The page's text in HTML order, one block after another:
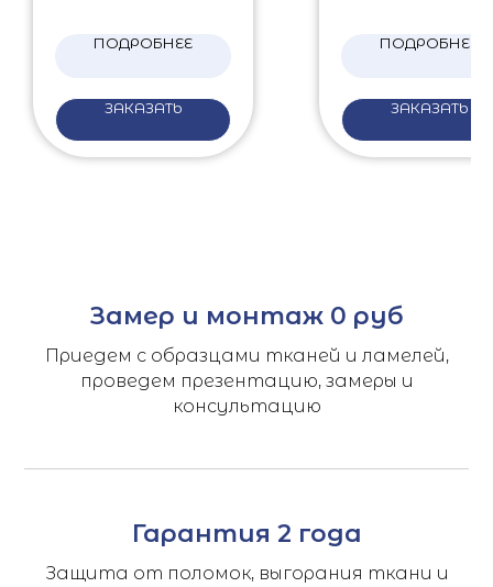
ПОДРОБНЕЕ
ЗАКАЗАТЬ
ПОДРОБНЕЕ
ЗАКАЗАТЬ
Замер и монтаж 0 руб
Приедем с образцами тканей и ламелей,
проведем презентацию, замеры и
консультацию
Гарантия 2 года
Защита от поломок, выгорания ткани и